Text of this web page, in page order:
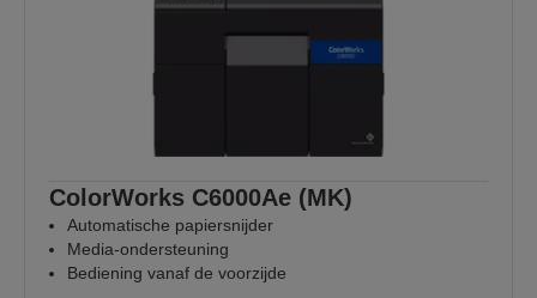
ColorWorks C6000Ae (MK)
Automatische papiersnijder
Media-ondersteuning
Bediening vanaf de voorzijde